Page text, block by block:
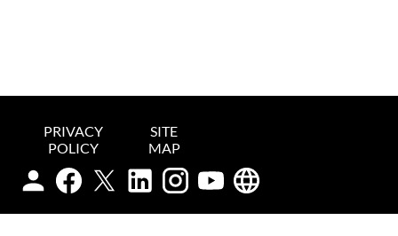
PRIVACY
POLICY
SITE
MAP